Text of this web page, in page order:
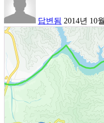
답변됨 2014년 10